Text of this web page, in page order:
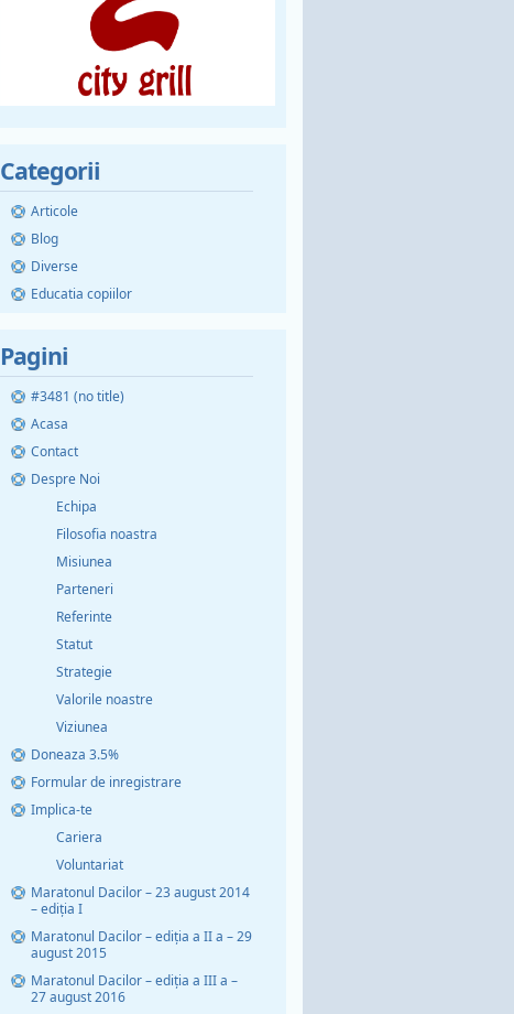
Categorii
Articole
Blog
Diverse
Educatia copiilor
Pagini
#3481 (no title)
Acasa
Contact
Despre Noi
Echipa
Filosofia noastra
Misiunea
Parteneri
Referinte
Statut
Strategie
Valorile noastre
Viziunea
Doneaza 3.5%
Formular de inregistrare
Implica-te
Cariera
Voluntariat
Maratonul Dacilor – 23 august 2014
– ediția I
Maratonul Dacilor – ediția a II a – 29
august 2015
Maratonul Dacilor – ediția a III a –
27 august 2016